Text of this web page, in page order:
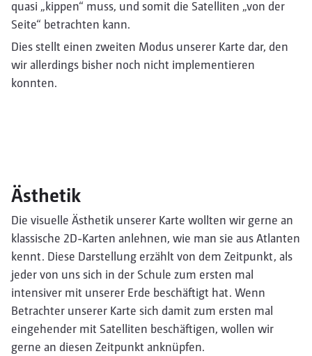
quasi „kippen“ muss, und somit die Satelliten „von der
Seite“ betrachten kann.
Dies stellt einen zweiten Modus unserer Karte dar, den
wir allerdings bisher noch nicht implementieren
konnten.
Ästhetik
Die visuelle Ästhetik unserer Karte wollten wir gerne an
klassische 2D-Karten anlehnen, wie man sie aus Atlanten
kennt. Diese Darstellung erzählt von dem Zeitpunkt, als
jeder von uns sich in der Schule zum ersten mal
intensiver mit unserer Erde beschäftigt hat. Wenn
Betrachter unserer Karte sich damit zum ersten mal
eingehender mit Satelliten beschäftigen, wollen wir
gerne an diesen Zeitpunkt anknüpfen.